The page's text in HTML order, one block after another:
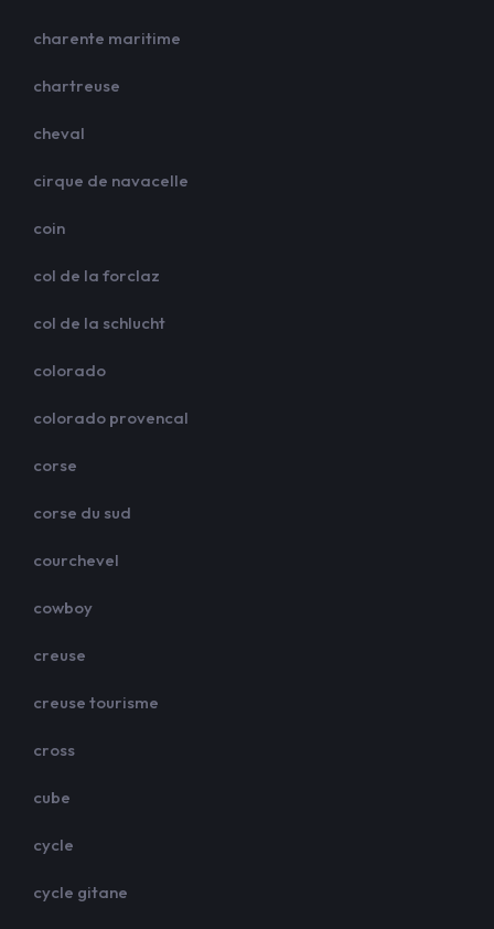
charente maritime
chartreuse
cheval
cirque de navacelle
coin
col de la forclaz
col de la schlucht
colorado
colorado provencal
corse
corse du sud
courchevel
cowboy
creuse
creuse tourisme
cross
cube
cycle
cycle gitane